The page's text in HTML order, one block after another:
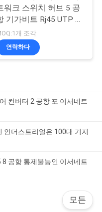
워크 스위치 허브 5 공
기가비트 Rj45 UTP 인
페이스
개 조각
연락하다
컨버터 2 공항 포 이서네트
인더스트리얼은 100대 기지
8 공항 통제불능인 이서네트
모든